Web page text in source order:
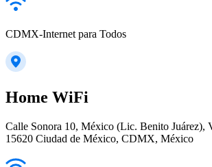
CDMX-Internet para Todos
Home WiFi
Calle Sonora 10, México (Lic. Benito Juárez),
15620 Ciudad de México, CDMX, México